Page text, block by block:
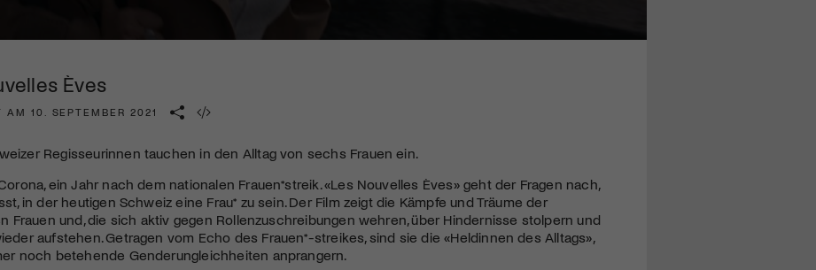
Èves
AM 10. SEPTEMBER 2021
Regisseurinnen tauchen in den Alltag von sechs Frauen ein.
ein Jahr nach dem nationalen Frauen*streik. «Les Nouvelles Èves» geht der Fragen nach,
in der heutigen Schweiz eine Frau* zu sein. Der Film zeigt die Kämpfe und Träume der
Frauen und, die sich aktiv gegen Rollenzuschreibungen wehren, über Hindernisse stolpern und
aufstehen. Getragen vom Echo des Frauen*-streikes, sind sie die «Heldinnen des Alltags»,
noch betehende Genderungleichheiten anprangern.